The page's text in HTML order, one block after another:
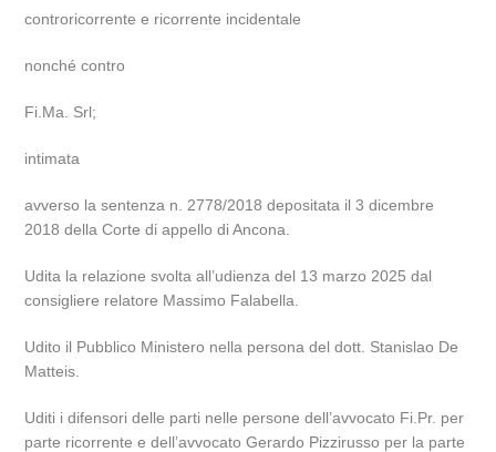
controricorrente e ricorrente incidentale
nonché contro
Fi.Ma. Srl;
intimata
avverso la sentenza n. 2778/2018 depositata il 3 dicembre
2018 della Corte di appello di Ancona.
Udita la relazione svolta all’udienza del 13 marzo 2025 dal
consigliere relatore Massimo Falabella.
Udito il Pubblico Ministero nella persona del dott. Stanislao De
Matteis.
Uditi i difensori delle parti nelle persone dell’avvocato Fi.Pr. per
parte ricorrente e dell’avvocato Gerardo Pizzirusso per la parte